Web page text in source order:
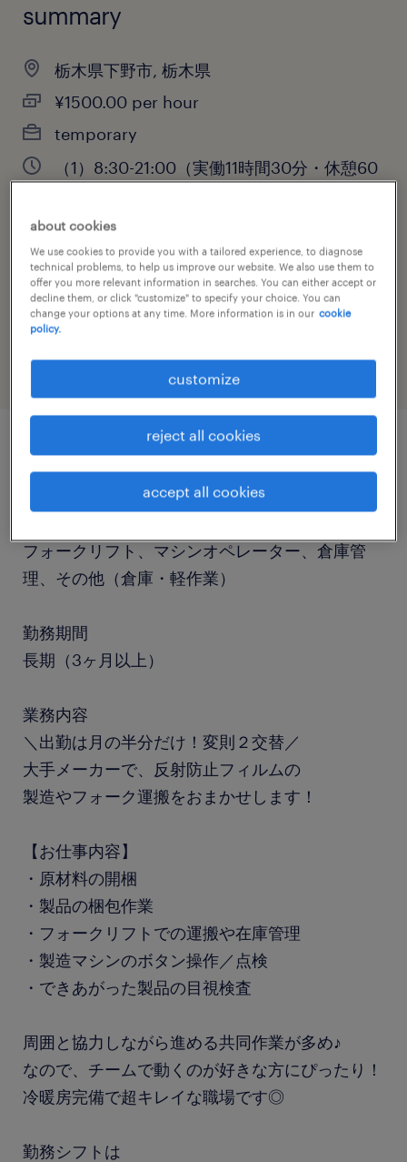
summary
栃木県下野市, 栃木県
¥1500.00 per hour
temporary
（1）8:30-21:00（実働11時間30分・休憩60
休憩60分）
job category
warehousing & distribution
job details
フォークリフト、マシンオペレーター、倉庫管
理、その他（倉庫・軽作業）
勤務期間
長期（3ヶ月以上）
業務内容
＼出勤は月の半分だけ！変則２交替／
大手メーカーで、反射防止フィルムの
製造やフォーク運搬をおまかせします！
【お仕事内容】
・原材料の開梱
・製品の梱包作業
・フォークリフトでの運搬や在庫管理
・製造マシンのボタン操作／点検
・できあがった製品の目視検査
周囲と協力しながら進める共同作業が多め♪
なので、チームで動くのが好きな方にぴったり！
冷暖房完備で超キレイな職場です◎
勤務シフトは
about cookies
We use cookies to provide you with a tailored experience, to diagnose
technical problems, to help us improve our website. We also use them to
offer you more relevant information in searches. You can either accept or
decline them, or click "customize" to specify your choice. You can
change your options at any time. More information is in our cookie
policy.
customize
reject all cookies
accept all cookies